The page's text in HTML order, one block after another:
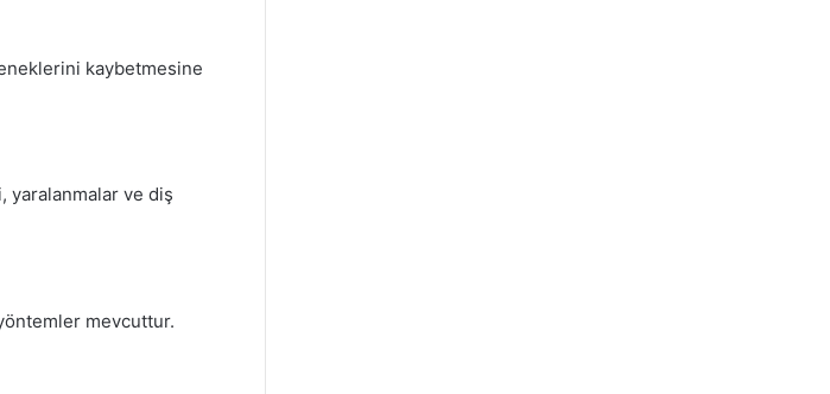
kaybetmesine
yaralanmalar ve diş
mevcuttur.